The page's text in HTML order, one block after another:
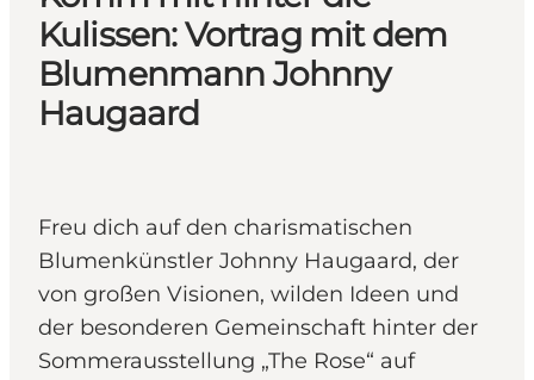
Eventkalender
Essen und Trinken
Unterkünfte
Erlebnisbuchung
Für Kinder
Kulissen: Vortrag mit dem
Blumenmann Johnny
Haugaard
Freu dich auf den charismatischen
Blumenkünstler Johnny Haugaard, der
von großen Visionen, wilden Ideen und
der besonderen Gemeinschaft hinter der
Sommerausstellung „The Rose“ auf